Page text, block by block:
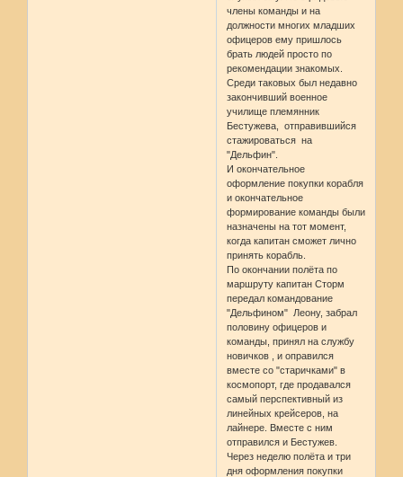
члены команды и на
должности многих младших
офицеров ему пришлось
брать людей просто по
рекомендации знакомых.
Среди таковых был недавно
закончивший военное
училище племянник
Бестужева, отправившийся
стажироваться на
"Дельфин".
И окончательное
оформление покупки корабля
и окончательное
формирование команды были
назначены на тот момент,
когда капитан сможет лично
принять корабль.
По окончании полёта по
маршруту капитан Сторм
передал командование
"Дельфином" Леону, забрал
половину офицеров и
команды, принял на службу
новичков , и оправился
вместе со "старичками" в
космопорт, где продавался
самый перспективный из
линейных крейсеров, на
лайнере. Вместе с ним
отправился и Бестужев.
Через неделю полёта и три
дня оформления покупки